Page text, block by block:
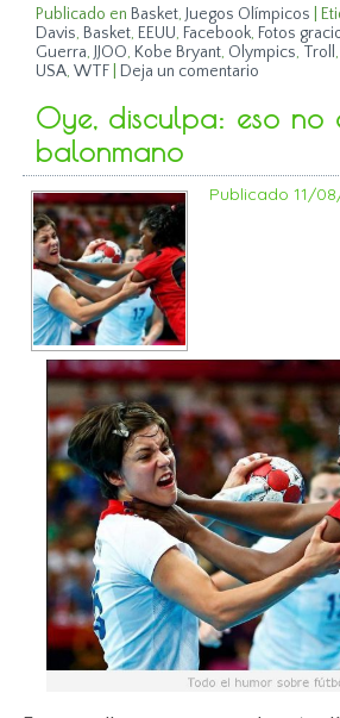
Publicado en Basket, Juegos Olímpicos
Davis, Basket, EEUU, Facebook, Fotos
Guerra, JJOO, Kobe Bryant, Olympics, Troll ,
USA,WTF Deja un comentario
Oye, disculpa: eso no
balonmano
Publicado 11/